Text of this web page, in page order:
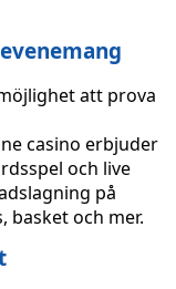
att prova
casino erbjuder
och live
på
basket och mer.